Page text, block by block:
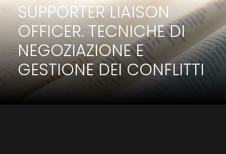
SUPPORTER LIAISON
OFFICER. TECNICHE DI
NEGOZIAZIONE E
GESTIONE DEI CONFLITTI